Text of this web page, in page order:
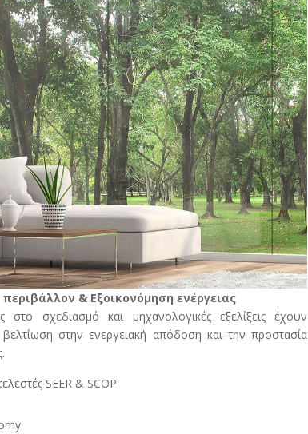
& Εξοικονόμηση ενέργειας
στο σχεδιασμό και μηχανολογικές εξελίξεις έχουν
βελτίωση στην ενεργειακή απόδοση και την προστασία
SEER & SCOP